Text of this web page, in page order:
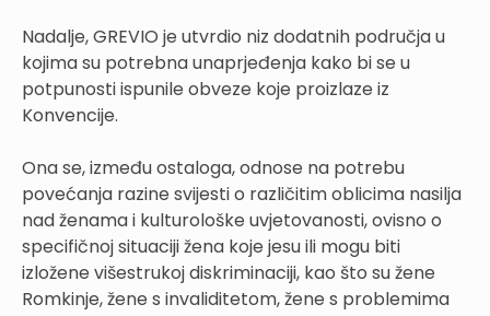
Nadalje, GREVIO je utvrdio niz dodatnih područja u
kojima su potrebna unaprjeđenja kako bi se u
potpunosti ispunile obveze koje proizlaze iz
Konvencije.
Ona se, između ostaloga, odnose na potrebu
povećanja razine svijesti o različitim oblicima nasilja
nad ženama i kulturološke uvjetovanosti, ovisno o
specifičnoj situaciji žena koje jesu ili mogu biti
izložene višestrukoj diskriminaciji, kao što su žene
Romkinje, žene s invaliditetom, žene s problemima